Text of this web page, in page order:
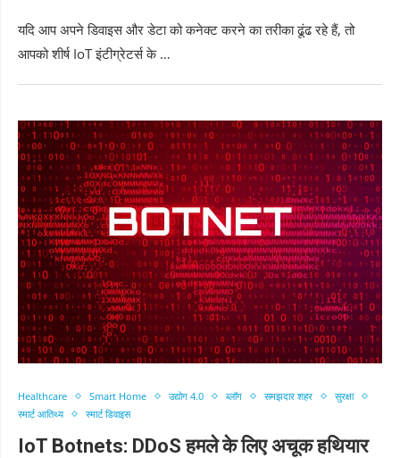
यदि आप अपने डिवाइस और डेटा को कनेक्ट करने का तरीका ढूंढ रहे हैं, तो
आपको शीर्ष IoT इंटीग्रेटर्स के …
Healthcare Smart Home उद्योग 4.0 ब्लॉग समझदार शहर
सुरक्षा
स्मार्ट आतिथ्य
स्मार्ट डिवाइस
IoT Botnets: DDoS हमले के लिए अचूक हथियार